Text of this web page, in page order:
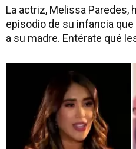
La actriz, Melissa Paredes,
episodio de su infancia
a su madre. Entérate qué